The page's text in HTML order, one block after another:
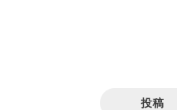
投稿